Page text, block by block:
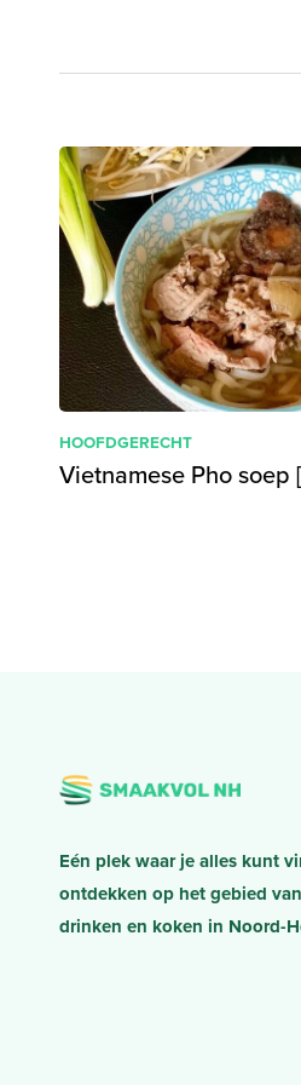
HOOFDGERECHT
Vietnamese Pho
Eén plek waar je alles kunt
ontdekken op het gebied
drinken en koken in Noord-